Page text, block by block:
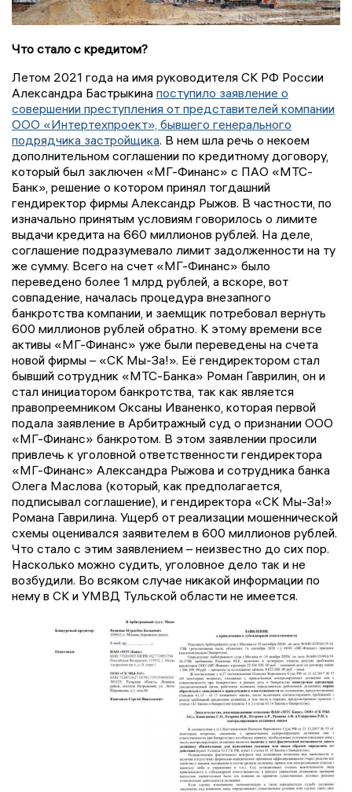
Что стало с кредитом?
Летом 2021 года на имя руководителя СК РФ России
Александра Бастрыкина поступило заявление о
совершении преступления от представителей компании
ООО «Интертехпроект», бывшего генерального
подрядчика застройщика. В нем шла речь о некоем
дополнительном соглашении по кредитному договору,
который был заключен «МГ-Финанс» с ПАО «МТС-
Банк», решение о котором принял тогдашний
гендиректор фирмы Александр Рыжов. В частности, по
изначально принятым условиям говорилось о лимите
выдачи кредита на 660 миллионов рублей. На деле,
соглашение подразумевало лимит задолженности на ту
же сумму. Всего на счет «МГ-Финанс» было
переведено более 1 млрд рублей, а вскоре, вот
совпадение, началась процедура внезапного
банкротства компании, и заемщик потребовал вернуть
600 миллионов рублей обратно. К этому времени все
активы «МГ-Финанс» уже были переведены на счета
новой фирмы – «СК Мы-За!». Её гендиректором стал
бывший сотрудник «МТС-Банка» Роман Гаврилин, он и
стал инициатором банкротства, так как является
правопреемником Оксаны Иваненко, которая первой
подала заявление в Арбитражный суд о признании ООО
«МГ-Финанс» банкротом. В этом заявлении просили
привлечь к уголовной ответственности гендиректора
«МГ-Финанс» Александра Рыжова и сотрудника банка
Олега Маслова (который, как предполагается,
подписывал соглашение), и гендиректора «СК Мы-За!»
Романа Гаврилина. Ущерб от реализации мошеннической
схемы оценивался заявителем в 600 миллионов рублей.
Что стало с этим заявлением – неизвестно до сих пор.
Насколько можно судить, уголовное дело так и не
возбудили. Во всяком случае никакой информации по
нему в СК и УМВД Тульской области не имеется.